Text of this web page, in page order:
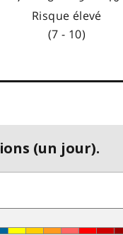
Risque élevé
(7 - 10)
(un jour).